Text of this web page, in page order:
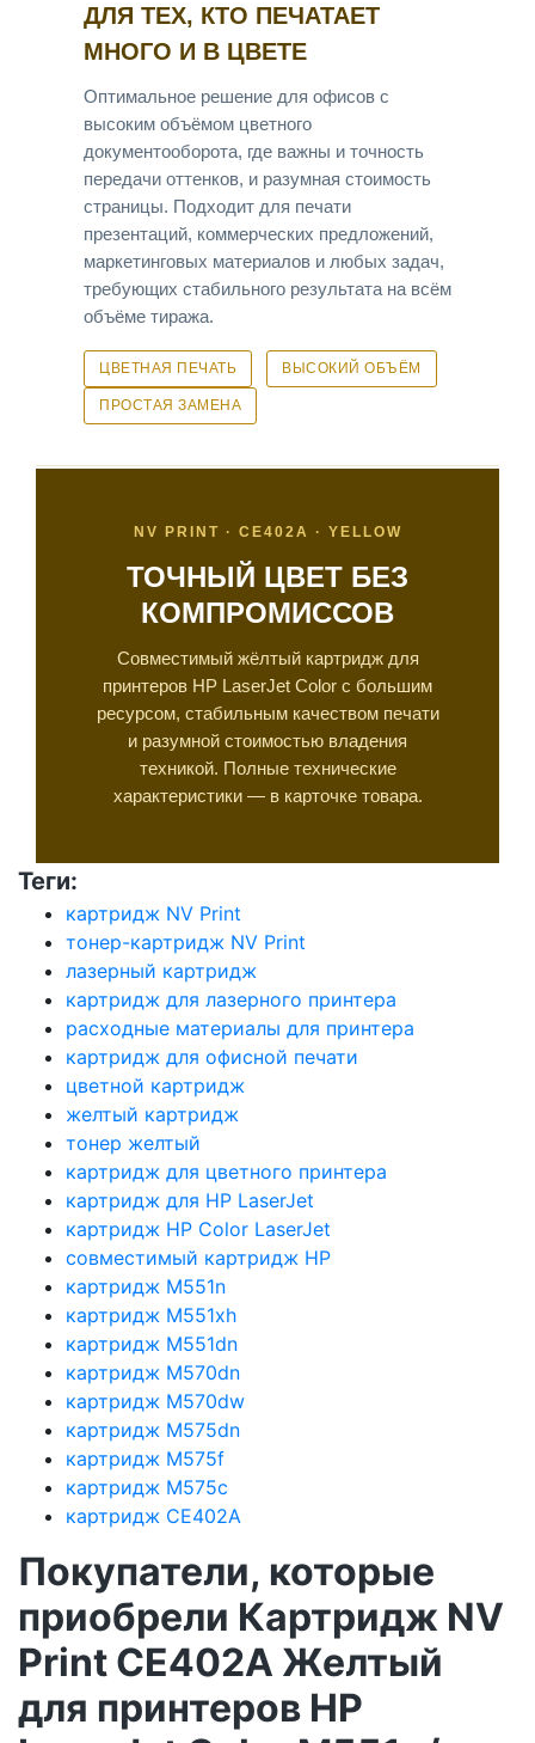
ДЛЯ ТЕХ, КТО ПЕЧАТАЕТ
МНОГО И В ЦВЕТЕ
Оптимальное решение для офисов с
высоким объёмом цветного
документооборота, где важны и точность
передачи оттенков, и разумная стоимость
страницы. Подходит для печати
презентаций, коммерческих предложений,
маркетинговых материалов и любых задач,
требующих стабильного результата на всём
объёме тиража.
ЦВЕТНАЯ ПЕЧАТЬ ВЫСОКИЙ ОБЪЁМ
ПРОСТАЯ ЗАМЕНА
NV PRINT · CE402A · YELLOW
ТОЧНЫЙ ЦВЕТ БЕЗ
КОМПРОМИССОВ
Совместимый жёлтый картридж для
принтеров HP LaserJet Color с большим
ресурсом, стабильным качеством печати
и разумной стоимостью владения
техникой. Полные технические
характеристики — в карточке товара.
Теги:
картридж NV Print
тонер-картридж NV Print
лазерный картридж
картридж для лазерного принтера
расходные материалы для принтера
картридж для офисной печати
цветной картридж
желтый картридж
тонер желтый
картридж для цветного принтера
картридж для HP LaserJet
картридж HP Color LaserJet
совместимый картридж HP
картридж M551n
картридж M551xh
картридж M551dn
картридж M570dn
картридж M570dw
картридж M575dn
картридж M575f
картридж M575c
картридж CE402A
Покупатели, которые
приобрели Картридж NV
Print CE402A Желтый
для принтеров HP